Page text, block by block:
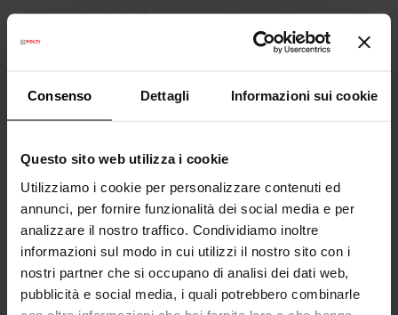
Consenso Dettagli Informazioni sui cookie
Questo sito web utilizza i cookie
Utilizziamo i cookie per personalizzare contenuti ed
annunci, per fornire funzionalità dei social media e per
analizzare il nostro traffico. Condividiamo inoltre
informazioni sul modo in cui utilizzi il nostro sito con i
nostri partner che si occupano di analisi dei dati web,
pubblicità e social media, i quali potrebbero combinarle
Anche in3 rate senza interessicon
Garanzia legale2 anni
(1 anno per ricondizionati)
Hai bisogno di aiuto? Consulta le nostre
domande frequenti o visita la pagina del
Servizio Clienti